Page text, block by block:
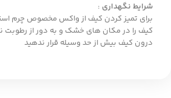
شرایط نگهداری :
برای تمیز کردن کیف از واکس مخصوص چرم
کیف را در مکان های خشک و به دور از رطوبت
درون کیف بیش از حد وسیله قرار ندهید